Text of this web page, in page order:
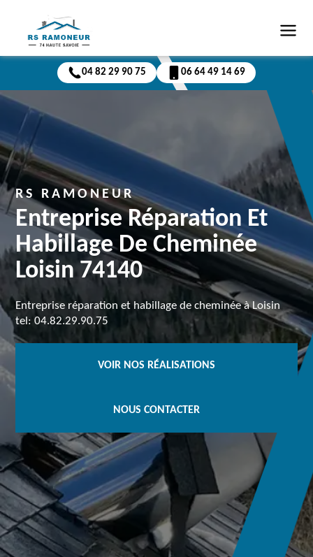
04 82 29 90 75 06 64 49 14 69
RS RAMONEUR
Entreprise Réparation Et
Habillage De Cheminée
Loisin 74140
Entreprise réparation et habillage de cheminée à Loisin
tel: 04.82.29.90.75
VOIR NOS RÉALISATIONS
NOUS CONTACTER